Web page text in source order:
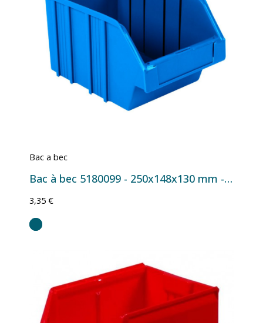
Bac a bec
Bac à bec 5180099 - 250x148x130 mm - 4 L Bleu
3,35 €